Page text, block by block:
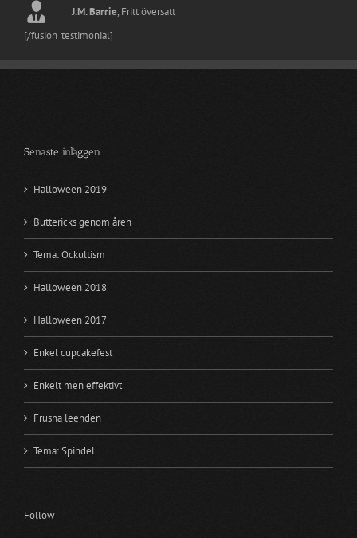
J.M. Barrie, Fritt översatt
[/fusion_testimonial]
Senaste inläggen
Halloween 2019
Buttericks genom åren
Tema: Ockultism
Halloween 2018
Halloween 2017
Enkel cupcakefest
Enkelt men effektivt
Frusna leenden
Tema: Spindel
Follow